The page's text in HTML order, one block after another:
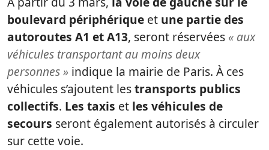
boulevard périphérique et une partie des
autoroutes A1 et A13, seront réservées « aux
véhicules transportant au moins deux
personnes » indique la mairie de Paris. À ces
véhicules s’ajoutent lestransports publics
collectifs. Les taxis et les véhicules de
secours seront également autorisés à circuler
sur cette voie.